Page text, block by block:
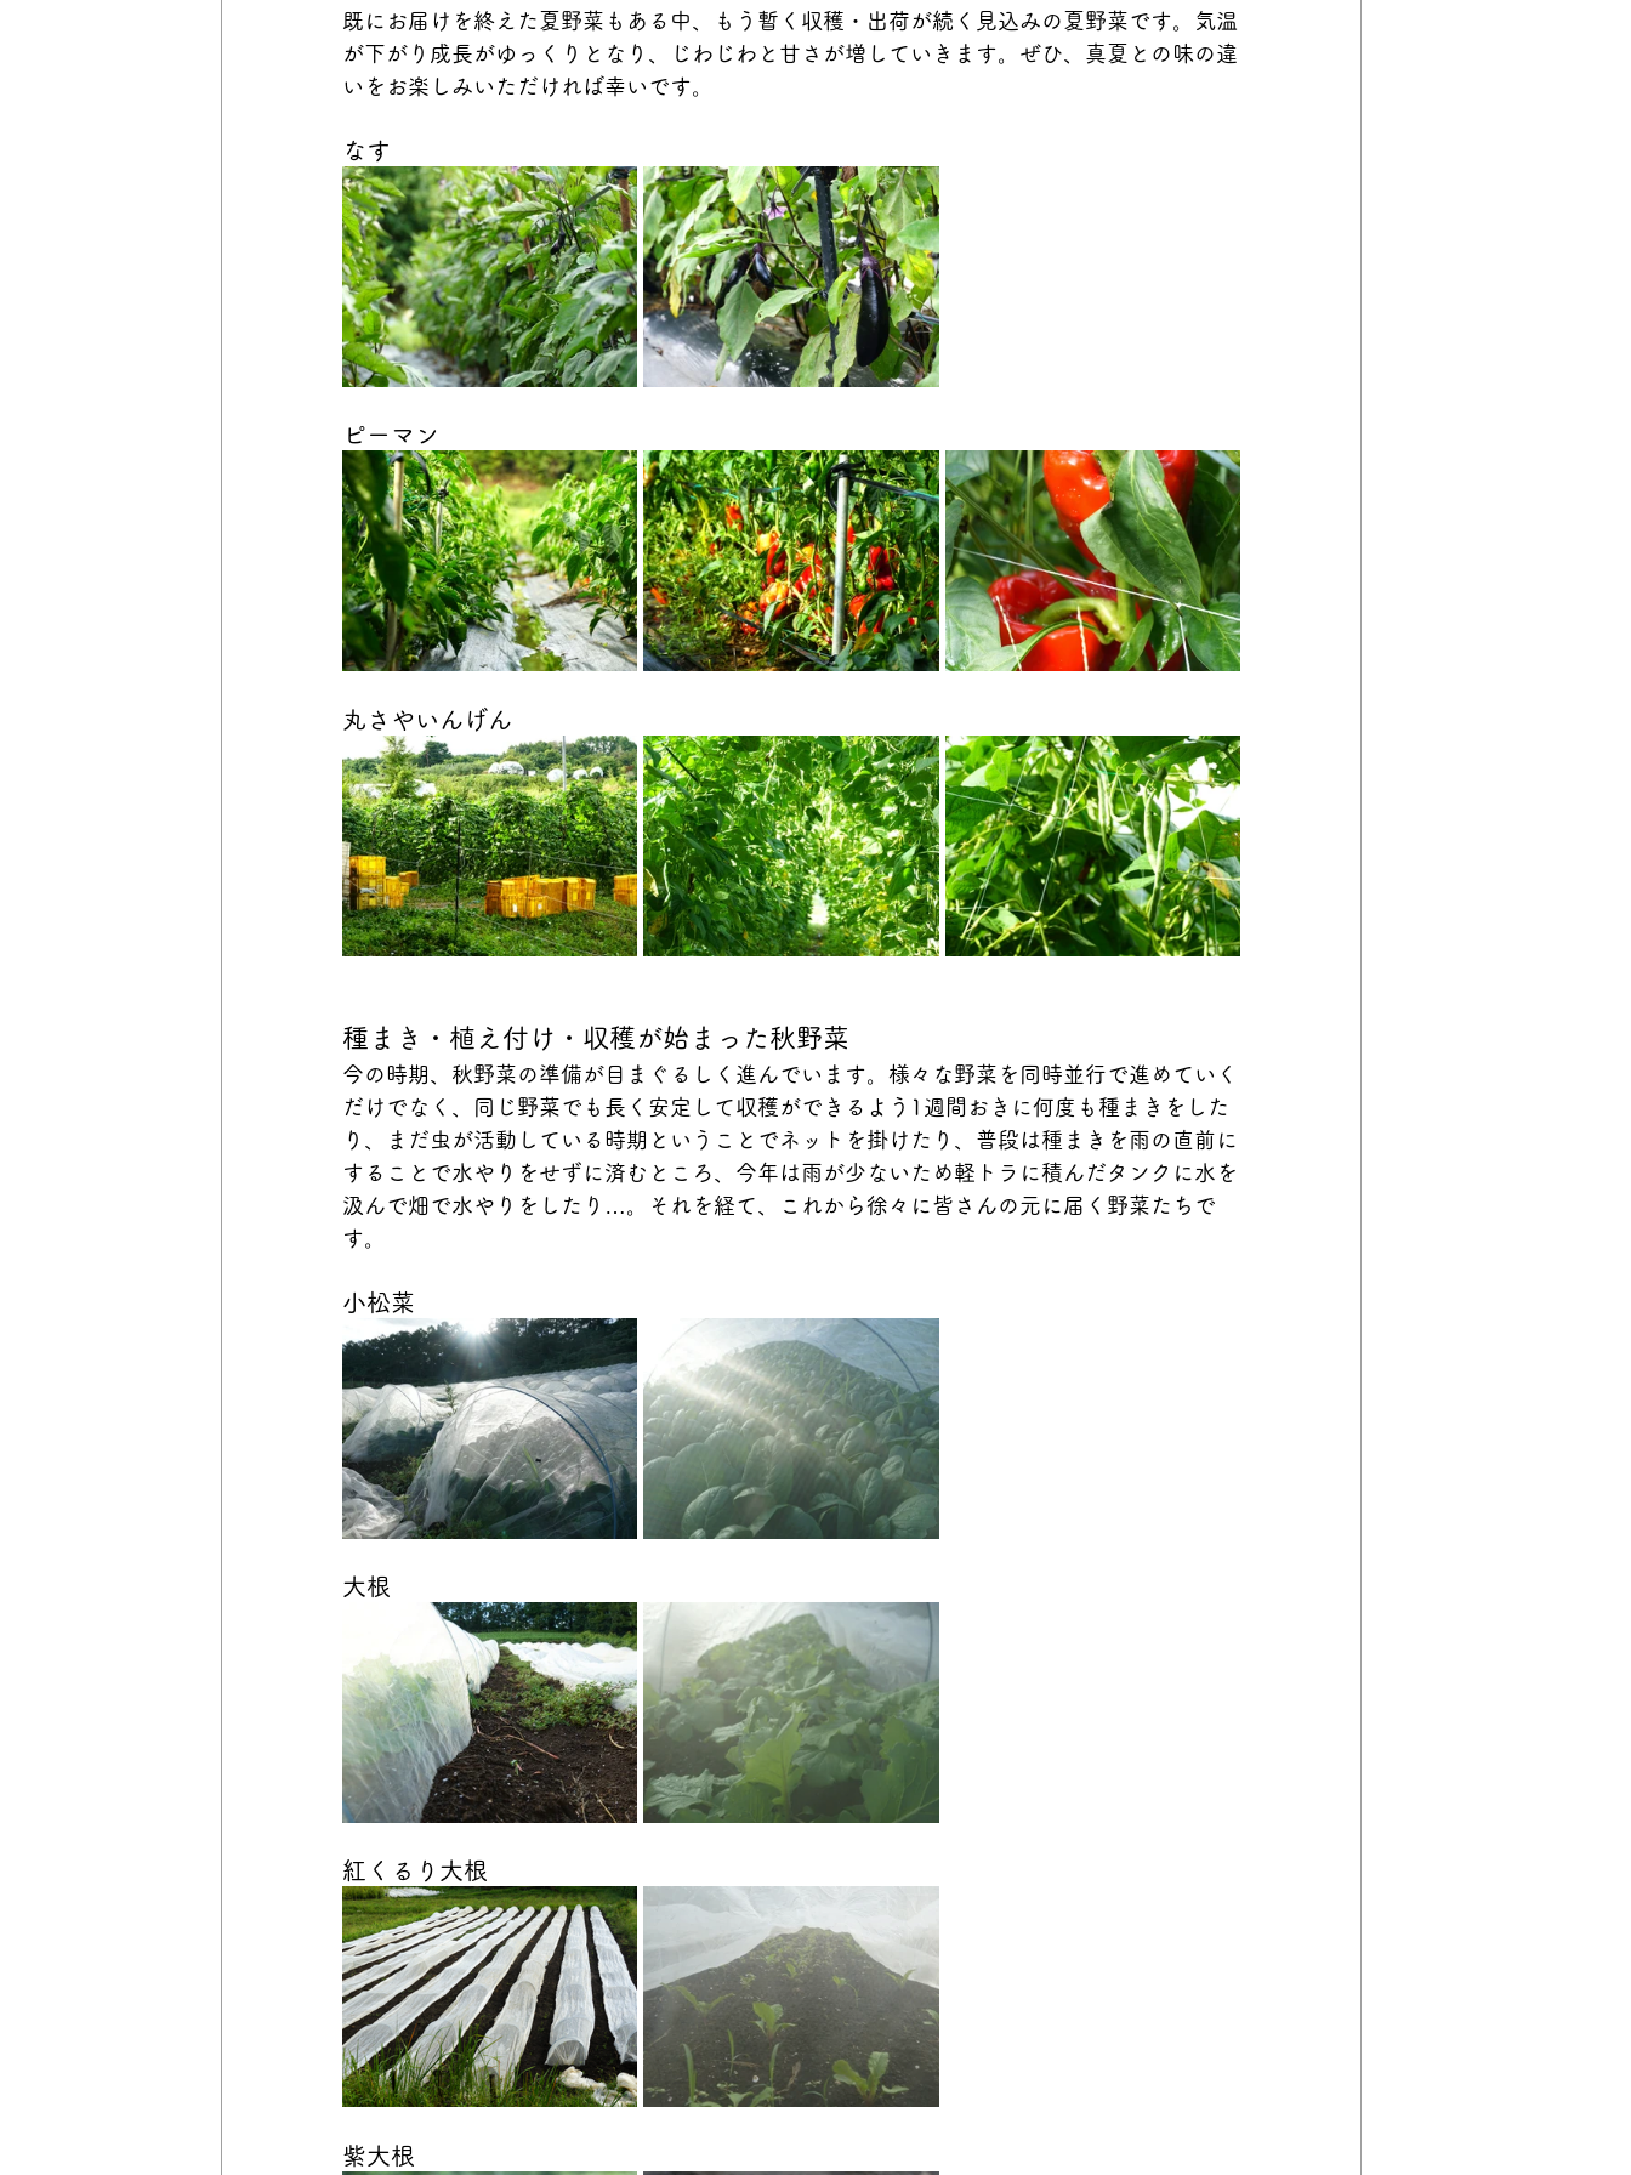
既にお届けを終えた夏野菜もある中、もう暫く収穫・出荷が続く見込みの夏野菜です。気温
が下がり成長がゆっくりとなり、じわじわと甘さが増していきます。ぜひ、真夏との味の違
いをお楽しみいただければ幸いです。
なす
ピーマン
丸さやいんげん
種まき・植え付け・収穫が始まった秋野菜
今の時期、秋野菜の準備が目まぐるしく進んでいます。様々な野菜を同時並行で進めていく
だけでなく、同じ野菜でも長く安定して収穫ができるよう1週間おきに何度も種まきをした
り、まだ虫が活動している時期ということでネットを掛けたり、普段は種まきを雨の直前に
することで水やりをせずに済むところ、今年は雨が少ないため軽トラに積んだタンクに水を
汲んで畑で水やりをしたり…。それを経て、これから徐々に皆さんの元に届く野菜たちで
す。
小松菜
大根
紅くるり大根
紫大根